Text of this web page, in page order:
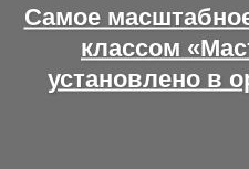
Самое
классом
установлено в